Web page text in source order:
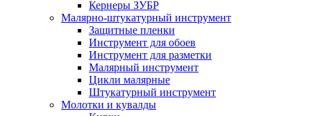
Кернеры ЗУБР
Малярно-штукатурный инструмент
Защитные пленки
Инструмент для обоев
Инструмент для разметки
Малярный инструмент
Цикли малярные
Штукатурный инструмент
Молотки и кувалды